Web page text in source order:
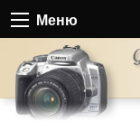
Меню